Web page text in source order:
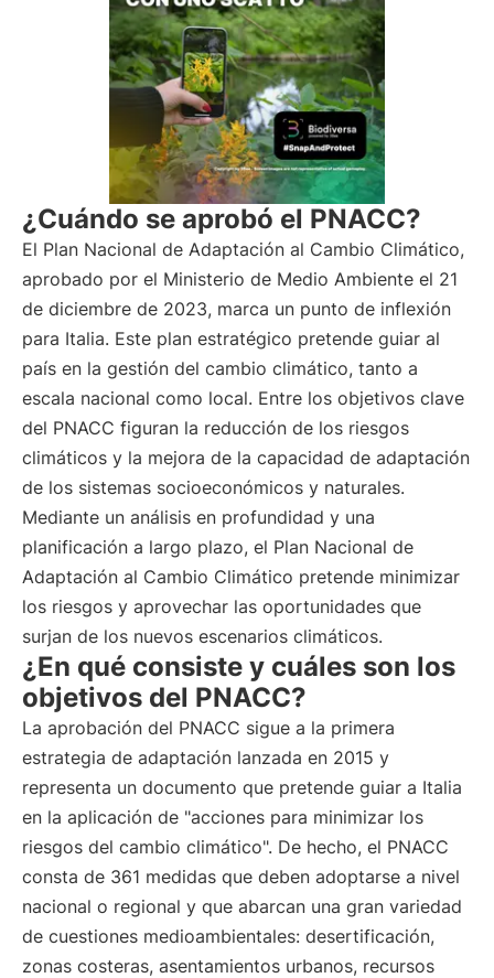
¿Cuándo se aprobó el PNACC?
El Plan Nacional de Adaptación al Cambio Climático,
aprobado por el Ministerio de Medio Ambiente el 21
de diciembre de 2023, marca un punto de inflexión
para Italia. Este plan estratégico pretende guiar al
país en la gestión del cambio climático, tanto a
escala nacional como local. Entre los objetivos clave
del PNACC figuran la reducción de los riesgos
climáticos y la mejora de la capacidad de adaptación
de los sistemas socioeconómicos y naturales.
Mediante un análisis en profundidad y una
planificación a largo plazo, el Plan Nacional de
Adaptación al Cambio Climático pretende minimizar
los riesgos y aprovechar las oportunidades que
surjan de los nuevos escenarios climáticos.
¿En qué consiste y cuáles son los
objetivos del PNACC?
La aprobación del PNACC sigue a la primera
estrategia de adaptación lanzada en 2015 y
representa un documento que pretende guiar a Italia
en la aplicación de "acciones para minimizar los
riesgos del cambio climático". De hecho, el PNACC
consta de 361 medidas que deben adoptarse a nivel
nacional o regional y que abarcan una gran variedad
de cuestiones medioambientales: desertificación,
zonas costeras, asentamientos urbanos, recursos